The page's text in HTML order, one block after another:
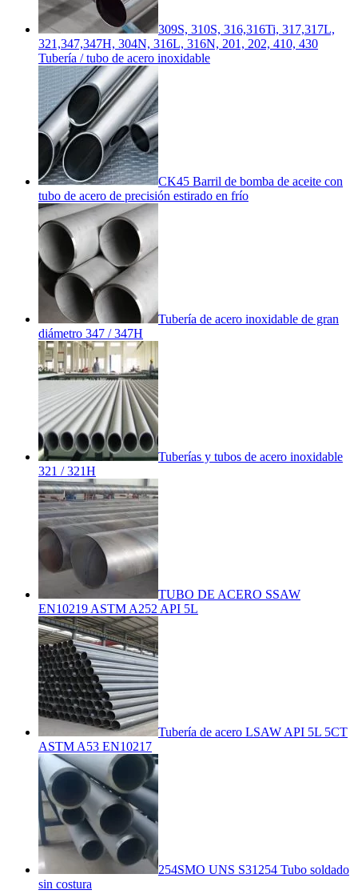
309S, 310S, 316,316Ti, 317,317L,
321,347,347H, 304N, 316L, 316N, 201, 202, 410, 430
Tubería / tubo de acero inoxidable
CK45 Barril de bomba de aceite con
tubo de acero de precisión estirado en frío
Tubería de acero inoxidable de gran
diámetro 347 / 347H
Tuberías y tubos de acero inoxidable
321 / 321H
TUBO DE ACERO SSAW
EN10219 ASTM A252 API 5L
Tubería de acero LSAW API 5L 5CT
ASTM A53 EN10217
254SMO UNS S31254 Tubo soldado
sin costura